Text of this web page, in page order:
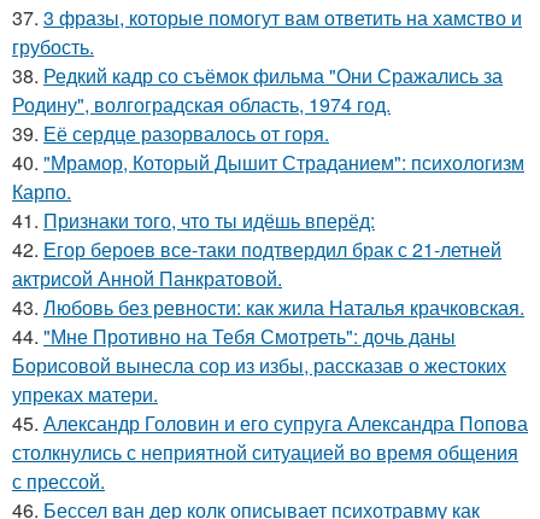
37. 3 фразы, которые помогут вам ответить на хамство и
грубость.
38. Редкий кадр со съёмок фильма "Они Сражались за
Родину", волгоградская область, 1974 год.
39. Её сердце разорвалось от горя.
40. "Мрамор, Который Дышит Страданием": психологизм
Карпо.
41. Признаки того, что ты идёшь вперёд:
42. Егор бероев все-таки подтвердил брак с 21-летней
актрисой Анной Панкратовой.
43. Любовь без ревности: как жила Наталья крачковская.
44. "Мне Противно на Тебя Смотреть": дочь даны
Борисовой вынесла сор из избы, рассказав о жестоких
упреках матери.
45. Александр Головин и его супруга Александра Попова
столкнулись с неприятной ситуацией во время общения
с прессой.
46. Бессел ван дер колк описывает психотравму как